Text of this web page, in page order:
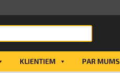
KLIENTIEM PAR MUMS